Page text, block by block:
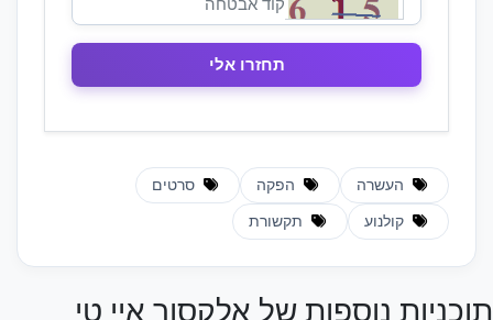
העשרה הפקה סרטים
קולנוע תקשורת
תוכניות נוספות של אלקסור איי טי